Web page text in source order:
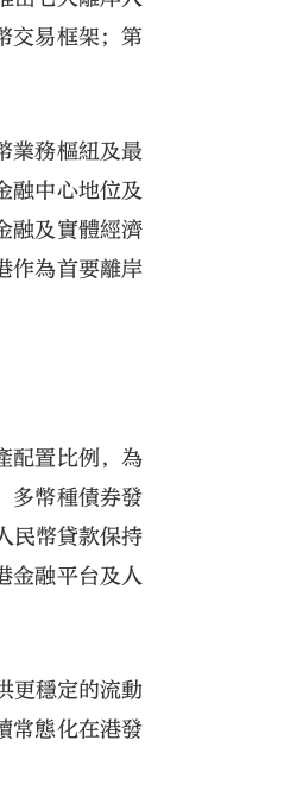
交易框架；第
業務樞紐及最
融中心地位及
融及實體經濟
作為首要離岸
配置比例，為
多幣種債券發
民幣貸款保持
金融平台及人
更穩定的流動
常態化在港發